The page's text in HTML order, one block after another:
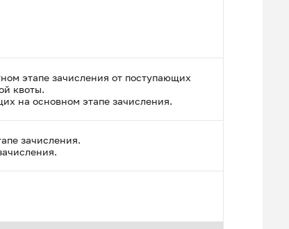
этапе зачисления от поступающих
квоты.
на основном этапе зачисления.
зачисления.